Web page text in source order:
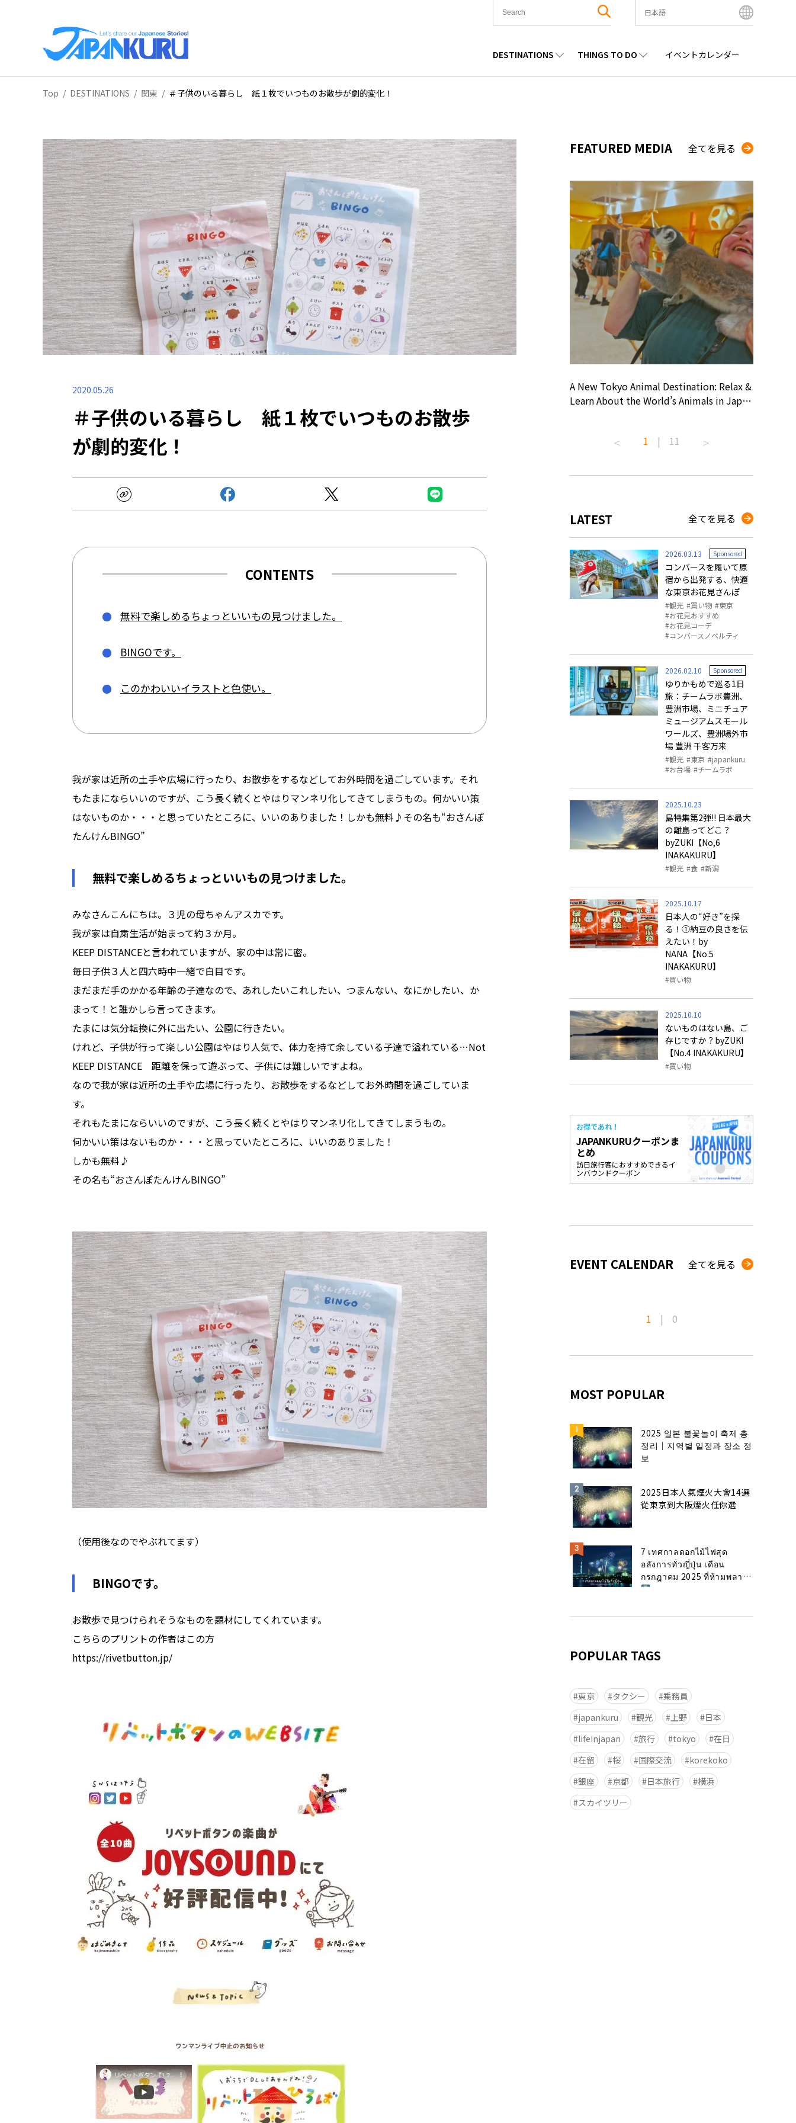
日本語
Tiếng Việt
DESTINATIONS
北海道
中部
THINGS TO DO
買い物
イベントカレンダー
Top / DESTINATIONS / 関東 / ＃子供のいる暮らし 紙１枚でいつものお散歩が劇的変化！
2020.05.26
＃子供のいる暮らし 紙１枚でいつものお散歩
が劇的変化！
CONTENTS
無料で楽しめるちょっといいもの見つけました。
BINGOです。
このかわいいイラストと色使い。
我が家は近所の土手や広場に行ったり、お散歩をするなどしてお外時間を過ごしています。それ
もたまにならいいのですが、こう長く続くとやはりマンネリ化してきてしまうもの。何かいい策
はないものか・・・と思っていたところに、いいのありました！しかも無料♪その名も“おさんぽ
たんけんBINGO”
無料で楽しめるちょっといいもの見つけました。
みなさんこんにちは。３児の母ちゃんアスカです。
我が家は自粛生活が始まって約３か月。
KEEP DISTANCEと言われていますが、家の中は常に密。
毎日子供３人と四六時中一緒で白目です。
まだまだ手のかかる年齢の子達なので、あれしたいこれしたい、つまんない、なにかしたい、か
まって！と誰かしら言ってきます。
たまには気分転換に外に出たい、公園に行きたい。
けれど、子供が行って楽しい公園はやはり人気で、体力を持て余している子達で溢れている…Not
KEEP DISTANCE 距離を保って遊ぶって、子供には難しいですよね。
なので我が家は近所の土手や広場に行ったり、お散歩をするなどしてお外時間を過ごしていま
す。
それもたまにならいいのですが、こう長く続くとやはりマンネリ化してきてしまうもの。
何かいい策はないものか・・・と思っていたところに、いいのありました！
しかも無料♪
その名も“おさんぽたんけんBINGO”
（使用後なのでやぶれてます）
BINGOです。
お散歩で見つけられそうなものを題材にしてくれています。
こちらのプリントの作者はこの方
https://rivetbutton.jp/
FEATURED MEDIA 全てを見る
is taking their acclaimed immersive art
and bringing it to Japan's ancient capital.
(link in bio)
#japankuru #teamlab #teamlabbiovortex
#kyoto #kyototrip #japantravel #artnews
Kyoto ® teamLab, courtesy Pace Gallery
A New Tokyo Animal Destination: Relax &
Learn About the World’s Animals in Japan
#capybaracafe #animalcafe #tokyotrip
가볼만한곳 #도쿄여행 #가족여행 #東京旅
เที่ยวครอบครัว #สวนสัตว์ในร่ม
#TokyoDomeCity #anitouchtokyodome
1 | 11
LATEST 全てを見る
2026.03.13 Sponsored
コンバースを履いて原
宿から出発する、快適
な東京お花見さんぽ
観光 買い物
東京
お花見おすすめ
お花見コーデ
コンバースノベルティ
2026.02.10 Sponsored
ゆりかもめで巡る1日
旅：チームラボ豊洲、
豊洲市場、ミニチュア
ミュージアムスモール
ワールズ、豊洲場外市
場 豊洲 千客万来
観光 東京
japankuru
お台場
チームラボ
2025.10.23
島特集第2弾!! 日本最大
の離島ってどこ？
byZUKI【No,6
INAKAKURU】
観光 食 新潟
2025.10.17
日本人の“好き”を探
る！①納豆の良さを伝
えたい！by
NANA【No.5
INAKAKURU】
買い物
2025.10.10
ないものはない島、ご
存じですか？byZUKI
【No.4 INAKAKURU】
買い物
お得であれ！
JAPANKURUクーポンま
とめ
訪日旅行客におすすめできるイ
ンバウンドクーポン
EVENT CALENDAR 全てを見る
1 | 0
MOST POPULAR
2025 일본 불꽃놀이 축제 총
정리｜지역별 일정과 장소 정
보
2025日本人氣煙火大會14選
從東京到大阪煙火任你選
7 เทศกาลดอกไม้ไฟสุด
อลังการทั่วญี่ปุ่น เดือน
กรกฎาคม 2025 ที่ห้ามพลาด!
POPULAR TAGS
東京 タクシー
乗務員
japankuru
観光 上野
日本
lifeinjapan
旅行 tokyo
在日
在留
桜 国際交流
korekoko
銀座
京都 日本旅行
横浜
スカイツリー